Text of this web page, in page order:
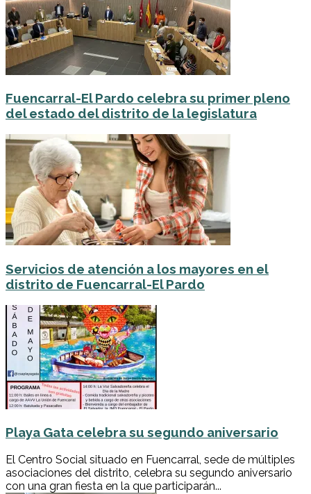
Fuencarral-El Pardo celebra su primer pleno
del estado del distrito de la legislatura
Servicios de atención a los mayores en el
distrito de Fuencarral-El Pardo
Playa Gata celebra su segundo aniversario
El Centro Social situado en Fuencarral, sede de múltiples
asociaciones del distrito, celebra su segundo aniversario
con una gran fiesta en la que participarán...